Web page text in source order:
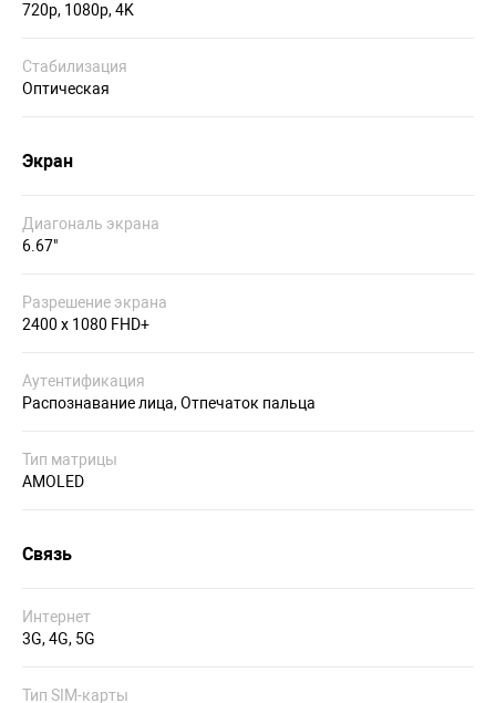
720p, 1080p, 4K
Стабилизация
Оптическая
Экран
Диагональ экрана
6.67"
Разрешение экрана
2400 x 1080 FHD+
Аутентификация
Распознавание лица, Отпечаток пальца
Тип матрицы
AMOLED
Связь
Интернет
3G, 4G, 5G
Тип SIM-карты